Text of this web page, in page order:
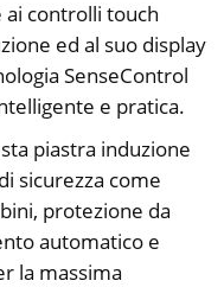
ai controlli touch
ed al suo display
SenseControl
e pratica.
piastra induzione
sicurezza come
protezione da
automatico e
la massima